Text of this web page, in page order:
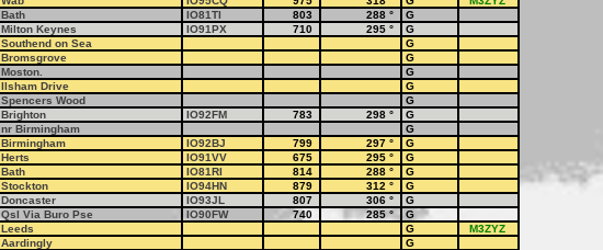
Bath IO81TI 803 288 °
G
Milton Keynes IO91PX 710 295 °
G
Southend on Sea
G
Bromsgrove
G
Moston.
G
Ilsham Drive
G
Spencers Wood
G
Brighton IO92FM 783 298 °
G
nr Birmingham
G
Birmingham IO92BJ 799 297 °
G
Herts IO91VV 675 295 °
G
Bath IO81RI 814 288 °
G
Stockton IO94HN 879 312 °
G
Doncaster IO93JL 807 306 °
G
Qsl Via Buro Pse IO90FW 740 285 ° G
Leeds G
M3ZYZ
Aardingly G